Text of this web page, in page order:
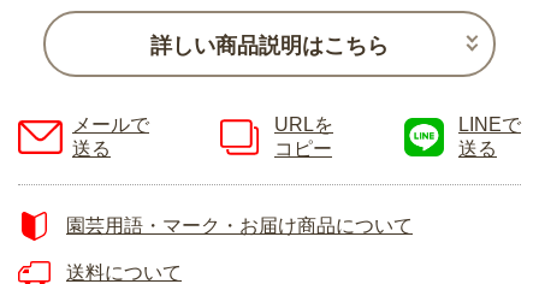
詳しい商品説明はこちら
メールで
送る
URLを
コピー
LINEで
送る
園芸用語・マーク・お届け商品について
送料について